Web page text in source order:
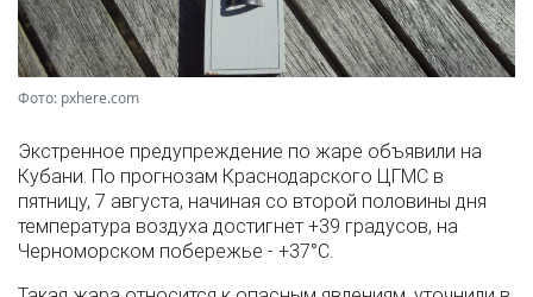
Фото: pxhere.com
Экстренное предупреждение по жаре объявили на
Кубани. По прогнозам Краснодарского ЦГМС в
пятницу, 7 августа, начиная со второй половины дня
температура воздуха достигнет +39 градусов, на
Черноморском побережье - +37°­С.